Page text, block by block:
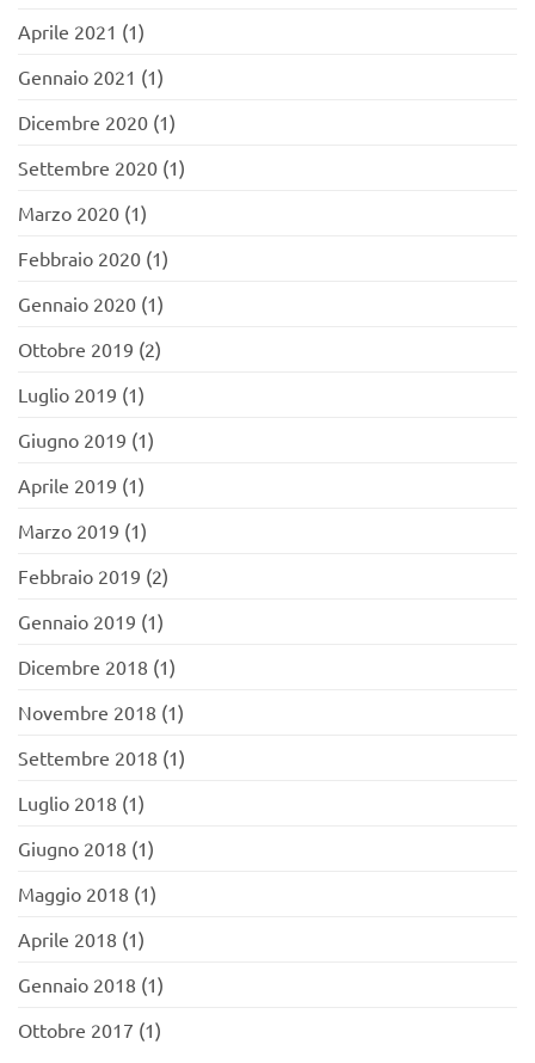
Aprile 2021 (1)
Gennaio 2021 (1)
Dicembre 2020 (1)
Settembre 2020 (1)
Marzo 2020 (1)
Febbraio 2020 (1)
Gennaio 2020 (1)
Ottobre 2019 (2)
Luglio 2019 (1)
Giugno 2019 (1)
Aprile 2019 (1)
Marzo 2019 (1)
Febbraio 2019 (2)
Gennaio 2019 (1)
Dicembre 2018 (1)
Novembre 2018 (1)
Settembre 2018 (1)
Luglio 2018 (1)
Giugno 2018 (1)
Maggio 2018 (1)
Aprile 2018 (1)
Gennaio 2018 (1)
Ottobre 2017 (1)